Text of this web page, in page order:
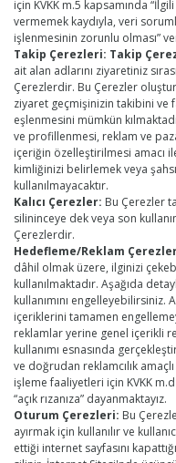
için KVKK m.5 kapsamında
vermemek kaydıyla, veri
işlenmesinin zorunlu olması”
Takip Çerezleri: Takip
ait alan adlarını ziyaretiniz
Çerezlerdir. Bu Çerezler
ziyaret geçmişinizin takibini ve
eşlenmesini mümkün
ve profillenmesi, reklam ve
içeriğin özelleştirilmesi amacı
kimliğinizi belirlemek veya
kullanılmayacaktır.
Kalıcı Çerezler: Bu Çerezler
silininceye dek veya son
Çerezlerdir.
Hedefleme/Reklam
dâhil olmak üzere, ilginizi
kullanılmaktadır. Aşağıda
kullanımını engelleyebilirsiniz.
içeriklerini tamamen
reklamlar yerine genel içerikli
kullanımı esnasında
ve doğrudan reklamcılık
işleme faaliyetleri için KVKK
“açık rızanıza” dayanmaktayız.
Oturum Çerezleri: Bu
ayırmak için kullanılır ve
ettiği internet sayfasını